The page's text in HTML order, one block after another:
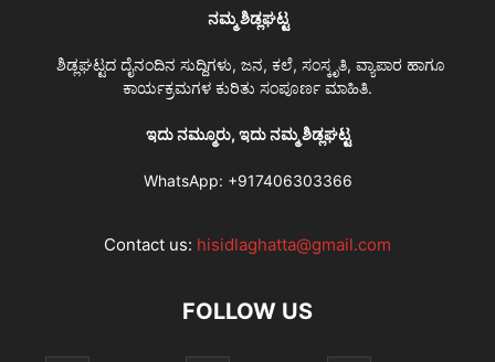
ನಮ್ಮ ಶಿಡ್ಲಘಟ್ಟ
ಶಿಡ್ಲಘಟ್ಟದ ದೈನಂದಿನ ಸುದ್ದಿಗಳು, ಜನ, ಕಲೆ, ಸಂಸ್ಕೃತಿ, ವ್ಯಾಪಾರ ಹಾಗೂ
ಕಾರ್ಯಕ್ರಮಗಳ ಕುರಿತು ಸಂಪೂರ್ಣ ಮಾಹಿತಿ.
ಇದು ನಮ್ಮೂರು, ಇದು ನಮ್ಮ ಶಿಡ್ಲಘಟ್ಟ
WhatsApp: +917406303366
Contact us: hisidlaghatta@gmail.com
FOLLOW US